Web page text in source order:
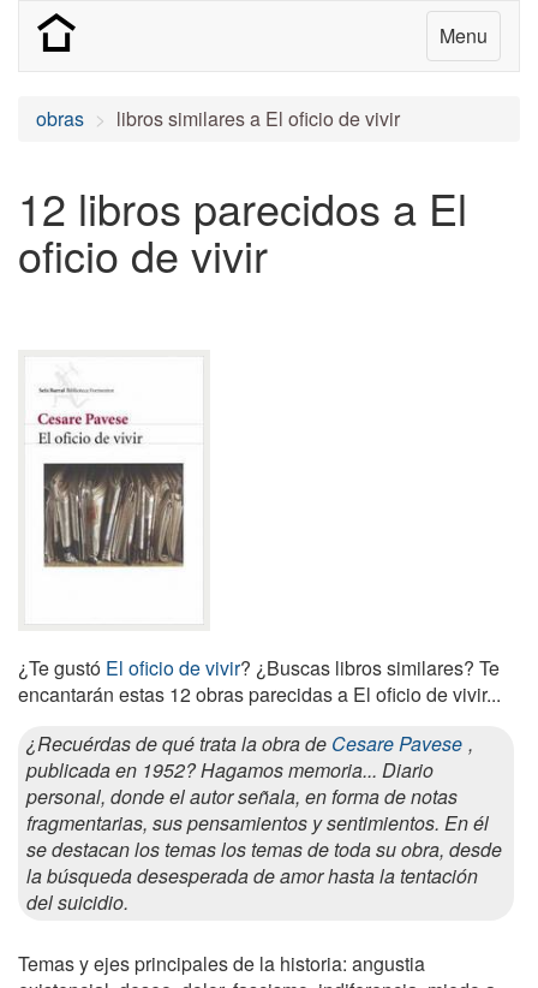
Menu
obras libros similares a El oficio de vivir
12 libros parecidos a El
oficio de vivir
¿Te gustó El oficio de vivir? ¿Buscas libros similares? Te
encantarán estas 12 obras parecidas a El oficio de vivir...
¿Recuérdas de qué trata la obra de Cesare Pavese ,
publicada en 1952? Hagamos memoria... Diario
personal, donde el autor señala, en forma de notas
fragmentarias, sus pensamientos y sentimientos. En él
se destacan los temas los temas de toda su obra, desde
la búsqueda desesperada de amor hasta la tentación
del suicidio.
Temas y ejes principales de la historia: angustia